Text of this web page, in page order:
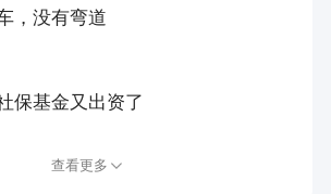
，没有弯道
保基金又出资了
查看更多